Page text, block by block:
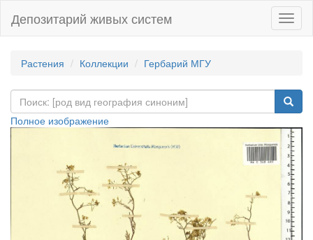
Депозитарий живых систем
Растения Коллекции Гербарий МГУ
Полное изображение